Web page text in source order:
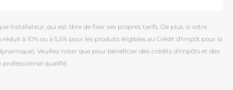
installateur, qui est libre de fixer ses propres tarifs. De plus, si votre
à 10% ou à 5,5% pour les produits éligibles au Crédit d'Impôt pour la
Veuillez noter que pour bénéficier des crédits d'impôts et des
qualifié.